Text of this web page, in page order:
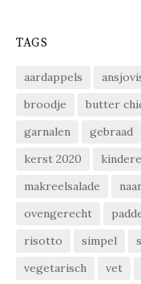
TAGS
aardappels
broodje
butter
garnalen
gebraad
kerst 2020
makreelsalade
ovengerecht
risotto
simpel
vegetarisch
vet